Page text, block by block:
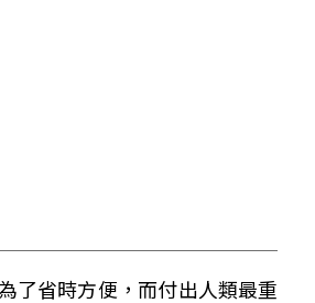
了省時方便，而付出人類最重